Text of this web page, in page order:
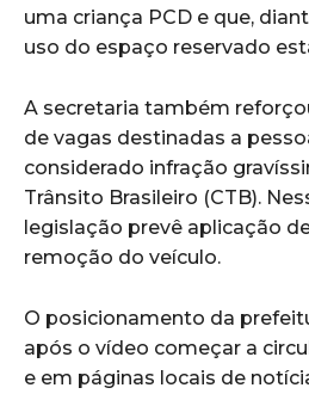
uma criança PCD e que,
uso do espaço reservado
A secretaria também
de vagas destinadas a
considerado infração
Trânsito Brasileiro (CTB).
legislação prevê aplicação
remoção do veículo.
O posicionamento da
após o vídeo começar a
e em páginas locais de